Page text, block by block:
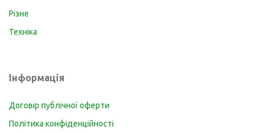
Різне
Техніка
Інформація
Договір публічної оферти
Політика конфіденційності